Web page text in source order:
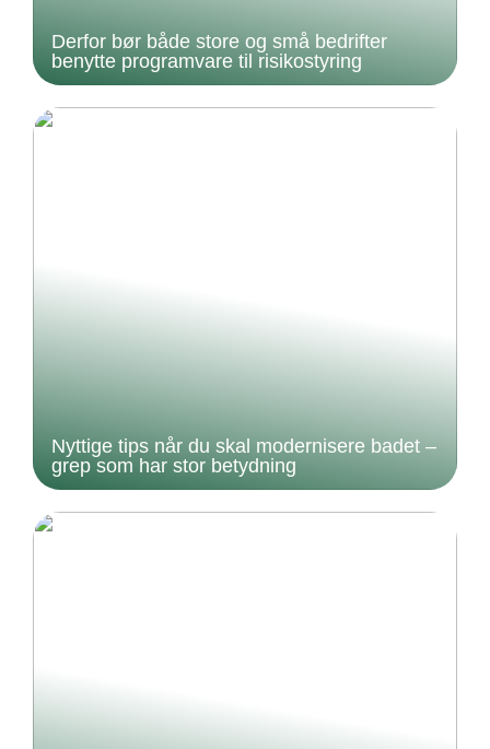
Derfor bør både store og små bedrifter
benytte programvare til risikostyring
Nyttige tips når du skal modernisere badet –
grep som har stor betydning